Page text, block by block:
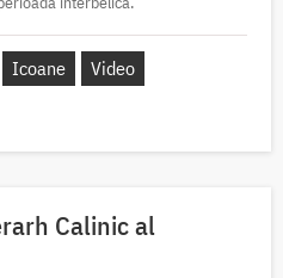
Icoane
Video
Calinic al